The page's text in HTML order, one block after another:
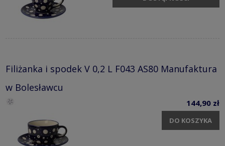
Filiżanka i spodek V 0,2 L F043 AS80 Manufaktura
w Bolesławcu
144,90 zł
DO KOSZYKA